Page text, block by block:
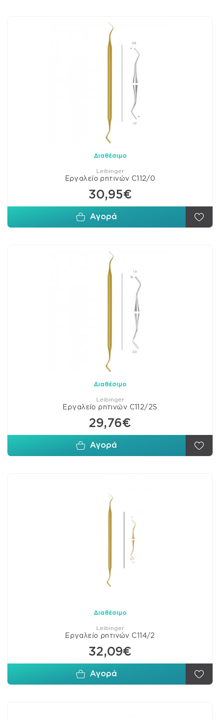
Διαθέσιμο
Leibinger
Εργαλείο ρητινών C112/0
30,95€
Αγορά
Διαθέσιμο
Leibinger
Εργαλείο ρητινών C112/2S
29,76€
Αγορά
Διαθέσιμο
Leibinger
Εργαλείο ρητινών C114/2
32,09€
Αγορά